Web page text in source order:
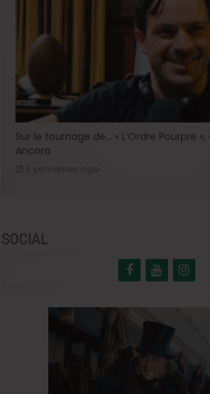
Sur le tournage de… « L’Ordre Pourpre
Ancora
SOCIAL